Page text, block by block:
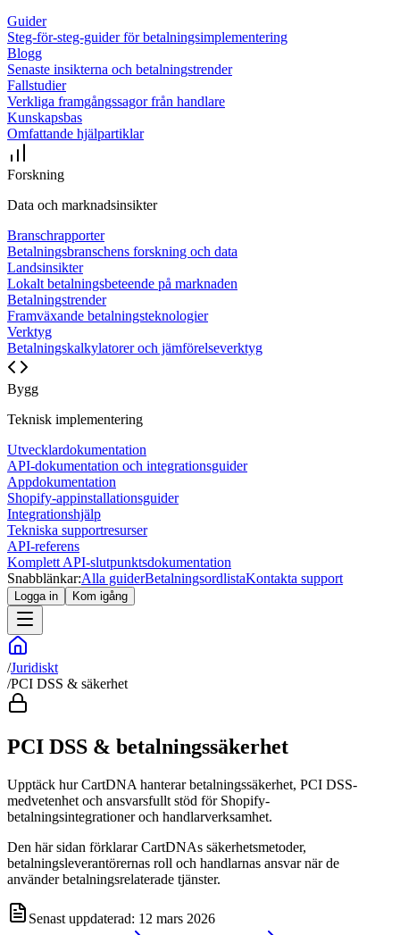
Guider
Steg-för-steg-guider för betalningsimplementering
Blogg
Senaste insikterna och betalningstrender
Fallstudier
Verkliga framgångssagor från handlare
Kunskapsbas
Omfattande hjälpartiklar
Forskning
Data och marknadsinsikter
Branschrapporter
Betalningsbranschens forskning och data
Landsinsikter
Lokalt betalningsbeteende på marknaden
Betalningstrender
Framväxande betalningsteknologier
Verktyg
Betalningskalkylatorer och jämförelseverktyg
Bygg
Teknisk implementering
Utvecklardokumentation
API-dokumentation och integrationsguider
Appdokumentation
Shopify-appinstallationsguider
Integrationshjälp
Tekniska supportresurser
API-referens
Komplett API-slutpunktsdokumentation
Snabblänkar:Alla guiderBetalningsordlistaKontakta support
Logga in Kom igång
/Juridiskt
/PCI DSS & säkerhet
PCI DSS & betalningssäkerhet
Upptäck hur CartDNA hanterar betalningssäkerhet, PCI DSS-
medvetenhet och ansvarsfullt stöd för Shopify-
betalningsintegrationer och handlarverksamhet.
Den här sidan förklarar CartDNAs säkerhetsmetoder,
betalningsleverantörernas roll och handlarnas ansvar när de
använder betalningsrelaterade tjänster.
Senast uppdaterad: 12 mars 2026